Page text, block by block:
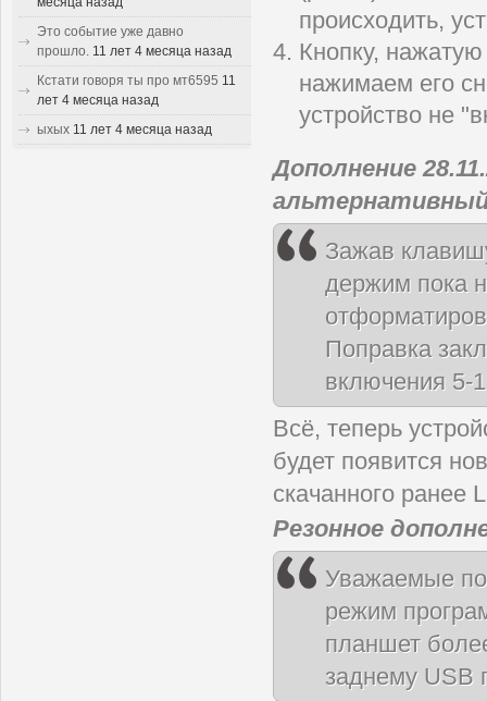
происходить,
Кнопку,
нажимаем его
устройство не
Дополнение
Зажав
держим пока
Поправка
включения 5-
Всё, теперь
будет появится
скачанного ранее
Резонное
Уважаемые
режим
планшет
заднему USB
Это событие уже давно
прошло. 11 лет 4 месяца назад
Кстати говоря ты про мт6595 11
лет 4 месяца назад
ыхых 11 лет 4 месяца назад